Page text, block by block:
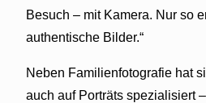
Besuch – mit Kamera. Nur so
authentische Bilder.“
Neben Familienfotografie hat
auch auf Porträts spezialisiert